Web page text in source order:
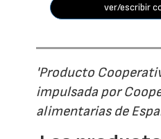
ver/escribir
'Producto
impulsada por
alimentarias de